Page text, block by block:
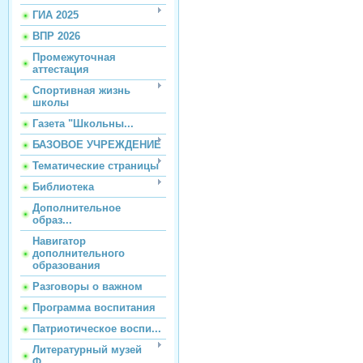
ГИА 2025
ВПР 2026
Промежуточная
аттестация
Спортивная жизнь
школы
Газета "Школьны...
БАЗОВОЕ УЧРЕЖДЕНИЕ
Тематические страницы
Библиотека
Дополнительное
образ...
Навигатор
дополнительного
образования
Разговоры о важном
Программа воспитания
Патриотическое воспи...
Литературный музей